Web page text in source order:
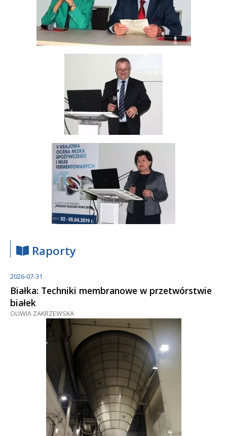
Raporty
2026-07-31
Białka: Techniki membranowe w przetwórstwie
białek
OLIWIA ZAKRZEWSKA